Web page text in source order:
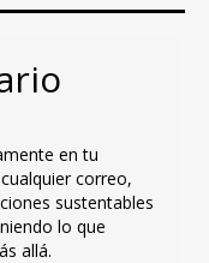
en tu
correo,
sustentables
lo que
allá.